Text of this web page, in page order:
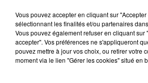
Incendies en
plusieurs
l'extinction...
Vous pouvez accepter en cliquant sur
sélectionnant les finalités et/ou partenaires
Vous pouvez également refuser en cliquant sur
accepter". Vos préférences ne s'appliqueront
pouvez mettre à jour vos choix, ou retirer votre
moment via le lien "Gérer les cookies" situé en